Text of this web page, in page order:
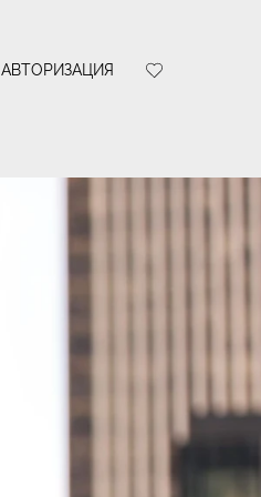
АВТОРИЗАЦИЯ